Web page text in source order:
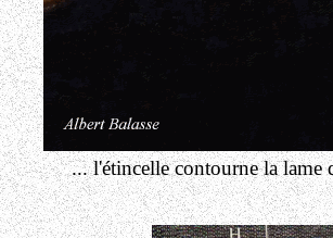
... l'étincelle contourne la lame